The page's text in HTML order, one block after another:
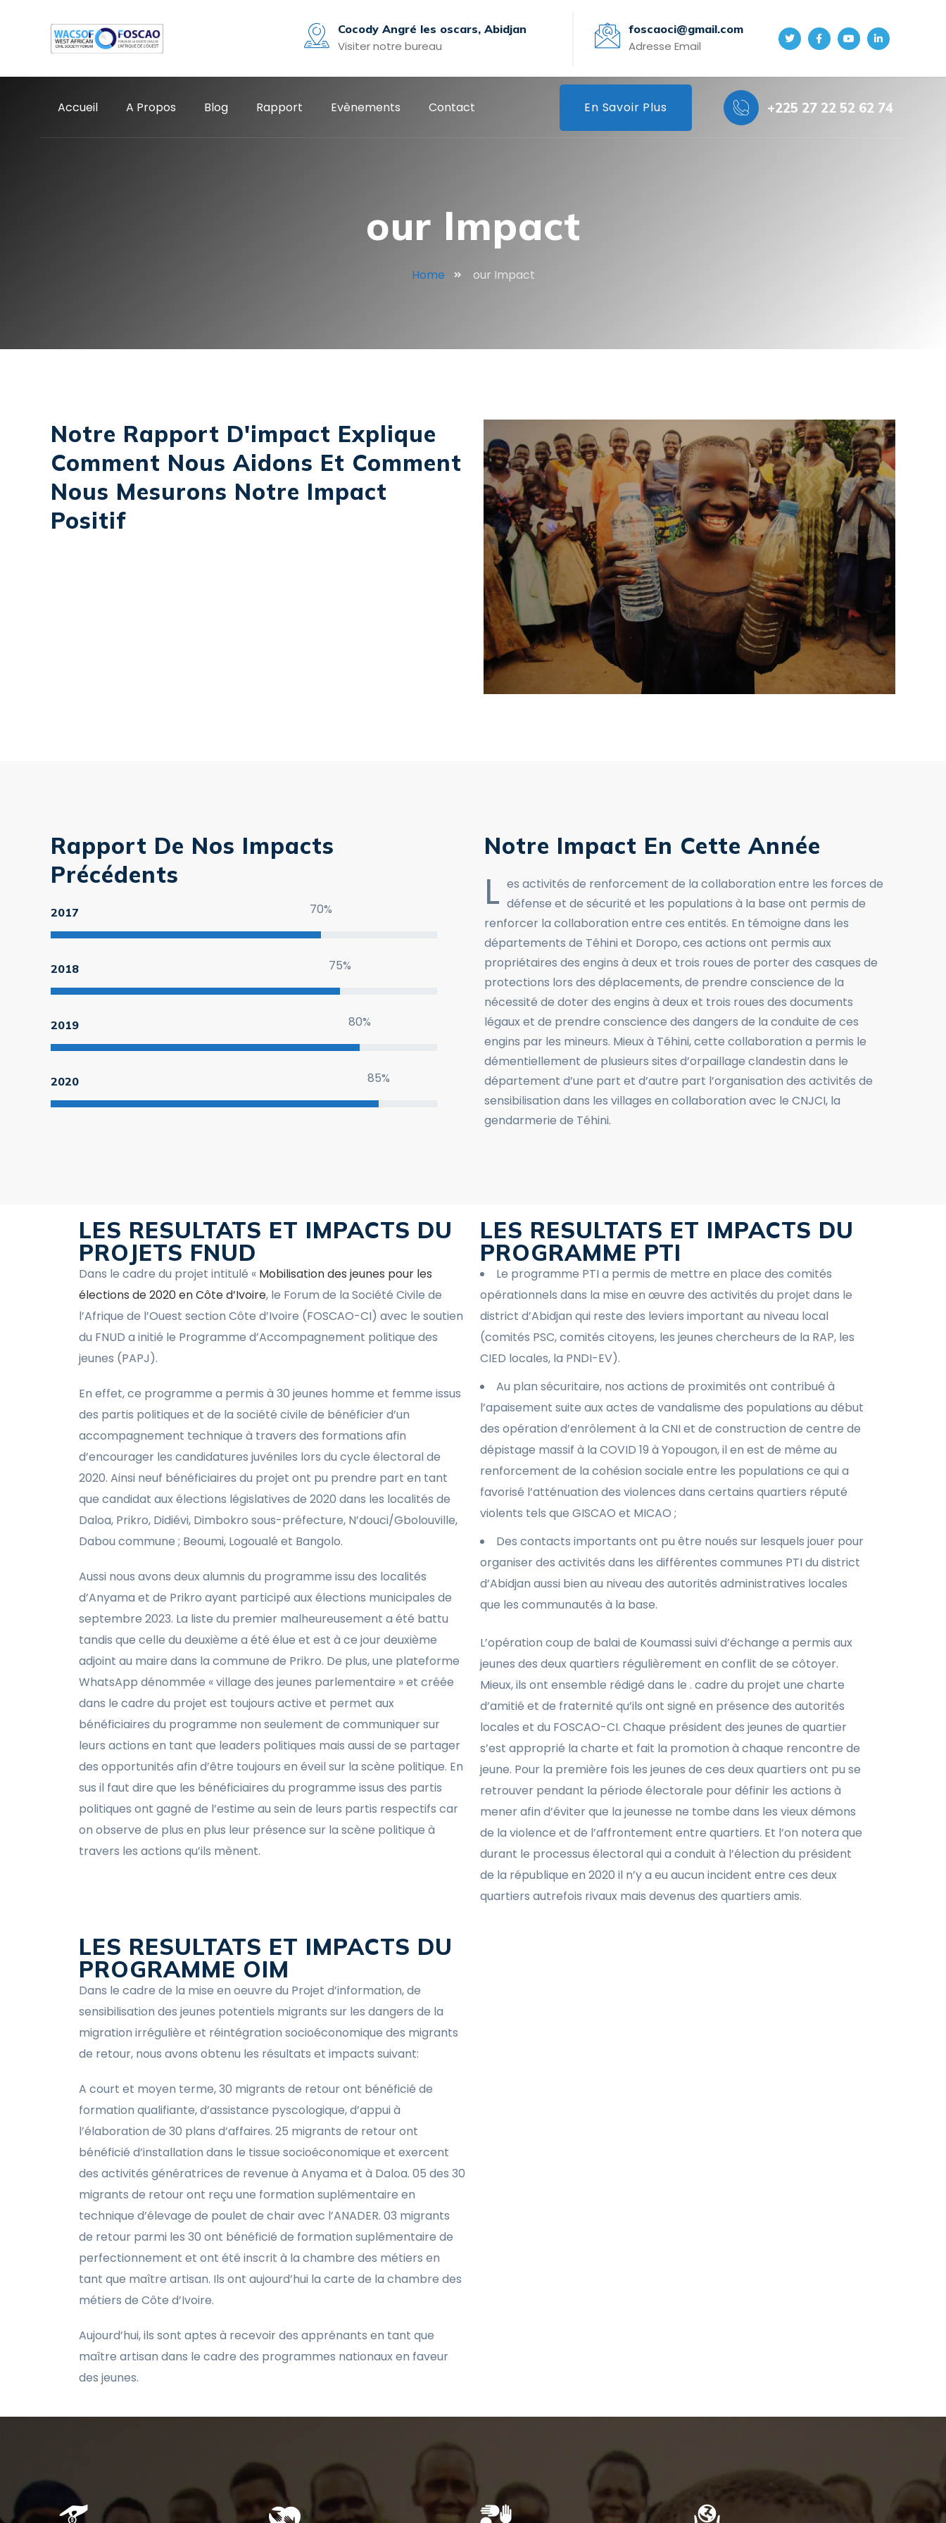
Cocody Angré les oscars, Abidjan
Visiter notre bureau
foscaoci@gmail.com
Adresse Email
Accueil A Propos Blog Rapport Evènements Contact En Savoir Plus +225 27 22 52 62 74
our Impact
Home our Impact
Notre Rapport D'impact Explique
Comment Nous Aidons Et Comment
Nous Mesurons Notre Impact
Positif
Rapport De Nos Impacts
Précédents
2017 70%
2018 75%
2019 80%
2020 85%
Notre Impact En Cette Année
L es activités de renforcement de la collaboration entre les forces de
défense et de sécurité et les populations à la base ont permis de
renforcer la collaboration entre ces entités. En témoigne dans les
départements de Téhini et Doropo, ces actions ont permis aux
propriétaires des engins à deux et trois roues de porter des casques de
protections lors des déplacements, de prendre conscience de la
nécessité de doter des engins à deux et trois roues des documents
légaux et de prendre conscience des dangers de la conduite de ces
engins par les mineurs. Mieux à Téhini, cette collaboration a permis le
démentiellement de plusieurs sites d’orpaillage clandestin dans le
département d’une part et d’autre part l’organisation des activités de
sensibilisation dans les villages en collaboration avec le CNJCI, la
gendarmerie de Téhini.
LES RESULTATS ET IMPACTS DU
PROJETS FNUD
Dans le cadre du projet intitulé « Mobilisation des jeunes pour les
élections de 2020 en Côte d’Ivoire, le Forum de la Société Civile de
l’Afrique de l’Ouest section Côte d’Ivoire (FOSCAO-CI) avec le soutien
du FNUD a initié le Programme d’Accompagnement politique des
jeunes (PAPJ).
En effet, ce programme a permis à 30 jeunes homme et femme issus
des partis politiques et de la société civile de bénéficier d’un
accompagnement technique à travers des formations afin
d’encourager les candidatures juvéniles lors du cycle électoral de
2020. Ainsi neuf bénéficiaires du projet ont pu prendre part en tant
que candidat aux élections législatives de 2020 dans les localités de
Daloa, Prikro, Didiévi, Dimbokro sous-préfecture, N’douci/Gbolouville,
Dabou commune ; Beoumi, Logoualé et Bangolo.
Aussi nous avons deux alumnis du programme issu des localités
d’Anyama et de Prikro ayant participé aux élections municipales de
septembre 2023. La liste du premier malheureusement a été battu
tandis que celle du deuxième a été élue et est à ce jour deuxième
adjoint au maire dans la commune de Prikro. De plus, une plateforme
WhatsApp dénommée « village des jeunes parlementaire » et créée
dans le cadre du projet est toujours active et permet aux
bénéficiaires du programme non seulement de communiquer sur
leurs actions en tant que leaders politiques mais aussi de se partager
des opportunités afin d’être toujours en éveil sur la scène politique. En
sus il faut dire que les bénéficiaires du programme issus des partis
politiques ont gagné de l’estime au sein de leurs partis respectifs car
on observe de plus en plus leur présence sur la scène politique à
travers les actions qu’ils mènent.
LES RESULTATS ET IMPACTS DU
PROGRAMME PTI
Le programme PTI a permis de mettre en place des comités
opérationnels dans la mise en œuvre des activités du projet dans le
district d’Abidjan qui reste des leviers important au niveau local
(comités PSC, comités citoyens, les jeunes chercheurs de la RAP, les
CIED locales, la PNDI-EV).
Au plan sécuritaire, nos actions de proximités ont contribué à
l’apaisement suite aux actes de vandalisme des populations au début
des opération d’enrôlement à la CNI et de construction de centre de
dépistage massif à la COVID 19 à Yopougon, il en est de même au
renforcement de la cohésion sociale entre les populations ce qui a
favorisé l’atténuation des violences dans certains quartiers réputé
violents tels que GISCAO et MICAO ;
Des contacts importants ont pu être noués sur lesquels jouer pour
organiser des activités dans les différentes communes PTI du district
d’Abidjan aussi bien au niveau des autorités administratives locales
que les communautés à la base.
L’opération coup de balai de Koumassi suivi d’échange a permis aux
jeunes des deux quartiers régulièrement en conflit de se côtoyer.
Mieux, ils ont ensemble rédigé dans le . cadre du projet une charte
d’amitié et de fraternité qu’ils ont signé en présence des autorités
locales et du FOSCAO-CI. Chaque président des jeunes de quartier
s’est approprié la charte et fait la promotion à chaque rencontre de
jeune. Pour la première fois les jeunes de ces deux quartiers ont pu se
retrouver pendant la période électorale pour définir les actions à
mener afin d’éviter que la jeunesse ne tombe dans les vieux démons
de la violence et de l’affrontement entre quartiers. Et l’on notera que
durant le processus électoral qui a conduit à l’élection du président
de la république en 2020 il n’y a eu aucun incident entre ces deux
quartiers autrefois rivaux mais devenus des quartiers amis.
LES RESULTATS ET IMPACTS DU
PROGRAMME OIM
Dans le cadre de la mise en oeuvre du Projet d’information, de
sensibilisation des jeunes potentiels migrants sur les dangers de la
migration irrégulière et réintégration socioéconomique des migrants
de retour, nous avons obtenu les résultats et impacts suivant:
A court et moyen terme, 30 migrants de retour ont bénéficié de
formation qualifiante, d’assistance pyscologique, d’appui à
l’élaboration de 30 plans d’affaires. 25 migrants de retour ont
bénéficié d’installation dans le tissue socioéconomique et exercent
des activités génératrices de revenue à Anyama et à Daloa. 05 des 30
migrants de retour ont reçu une formation suplémentaire en
technique d’élevage de poulet de chair avec l’ANADER. 03 migrants
de retour parmi les 30 ont bénéficié de formation suplémentaire de
perfectionnement et ont été inscrit à la chambre des métiers en
tant que maître artisan. Ils ont aujourd’hui la carte de la chambre des
métiers de Côte d’Ivoire.
Aujourd’hui, ils sont aptes à recevoir des apprénants en tant que
maître artisan dans le cadre des programmes nationaux en faveur
des jeunes.